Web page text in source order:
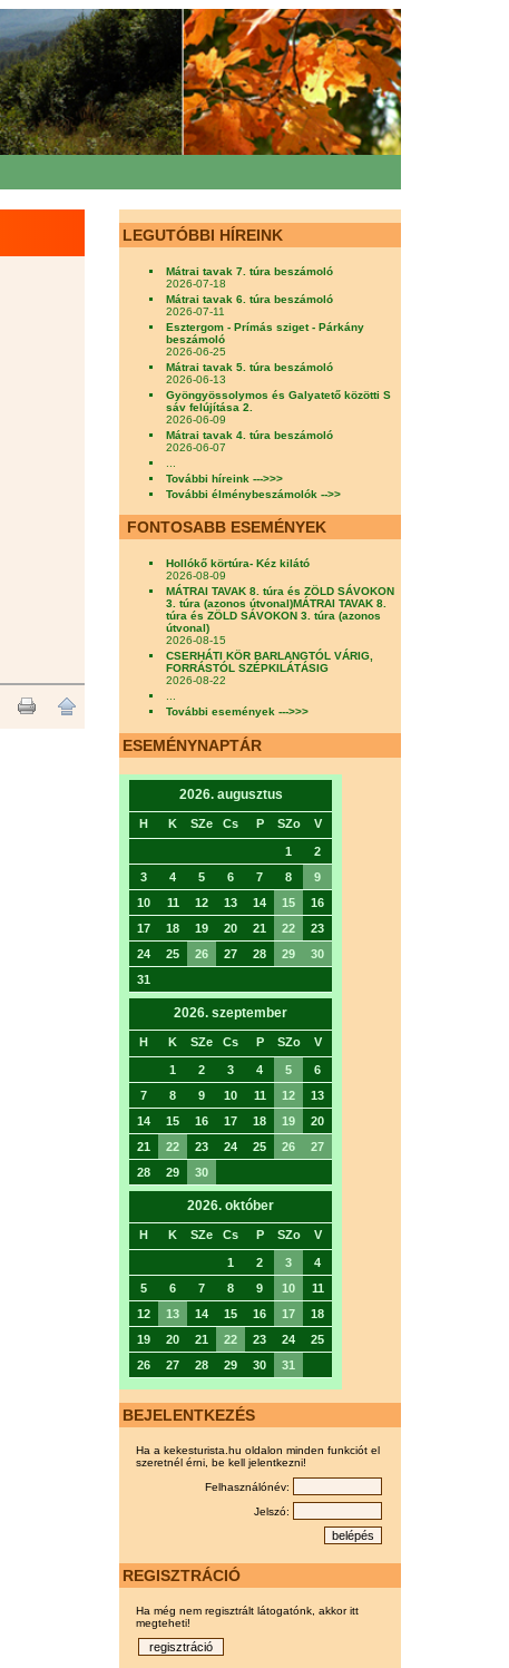
LEGUTÓBBI HÍREINK
Mátrai tavak 7. túra beszámoló
2026-07-18
Mátrai tavak 6. túra beszámoló
2026-07-11
Esztergom - Prímás sziget - Párkány
beszámoló
2026-06-25
Mátrai tavak 5. túra beszámoló
2026-06-13
Gyöngyössolymos és Galyatető közötti S
sáv felújítása 2.
2026-06-09
Mátrai tavak 4. túra beszámoló
2026-06-07
További híreink --->>>
További élménybeszámolók -->>
FONTOSABB ESEMÉNYEK
Hollókő körtúra- Kéz kilátó
2026-08-09
MÁTRAI TAVAK 8. túra és ZÖLD SÁVOKON
3. túra (azonos útvonal)MÁTRAI TAVAK 8.
túra és ZÖLD SÁVOKON 3. túra (azonos
útvonal)
2026-08-15
CSERHÁTI KÖR BARLANGTÓL VÁRIG,
FORRÁSTÓL SZÉPKILÁTÁSIG
2026-08-22
...
További események --->>>
ESEMÉNYNAPTÁR
2026. augusztus
H K SZe Cs P SZo V
1
2
3
4 5 6 7 8
9
10
11 12 13 14 15
16
17
18 19 20 21 22
23
24
25 26 27 28 29
30
31
2026. szeptember
H K SZe Cs P SZo V
1 2 3 4 5
6
7
8 9 10 11 12
13
14
15 16 17 18 19
20
21
22 23 24 25 26
27
28
29 30
2026. október
H K SZe Cs P SZo V
1 2 3
4
5
6 7 8 9 10
11
12
13 14 15 16 17
18
19
20 21 22 23 24
25
26
27 28 29 30 31
BEJELENTKEZÉS
Ha a kekesturista.hu oldalon minden funkciót el
szeretnél érni, be kell jelentkezni!
Felhasználónév:
Jelszó:
REGISZTRÁCIÓ
Ha még nem regisztrált látogatónk, akkor itt
megteheti!